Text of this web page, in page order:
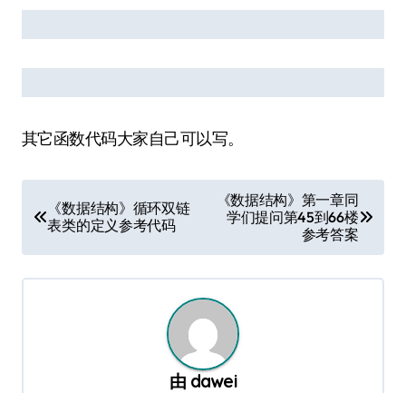
其它函数代码大家自己可以写。
章
导
航
《数据结构》循环双链
表类的定义参考代码
《数据结构》第一章同
学们提问第45到66楼
参考答案
由 dawei